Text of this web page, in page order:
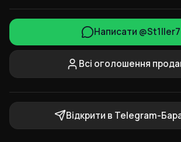
Написати @St1ller7
Всі оголошення
Відкрити в Telegram-